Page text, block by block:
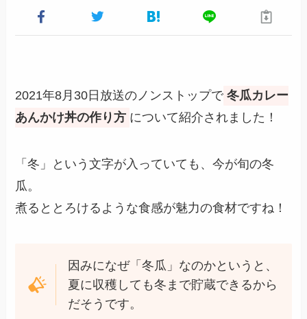
2021年8月30日放送のノンストップで 冬瓜カレー
あんかけ丼の作り方 について紹介されました！
「冬」という文字が入っていても、今が旬の冬
瓜。
煮るととろけるような食感が魅力の食材ですね！
因みになぜ「冬瓜」なのかというと、
夏に収穫しても冬まで貯蔵できるから
だそうです。